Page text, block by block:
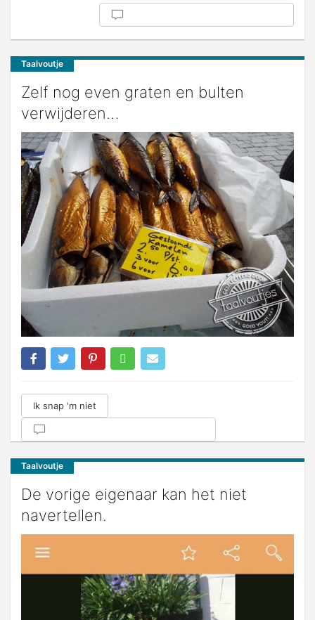
Taalvoutje
Zelf nog even graten en bulten
verwijderen…
Ik snap 'm niet
Taalvoutje
De vorige eigenaar kan het niet
navertellen.